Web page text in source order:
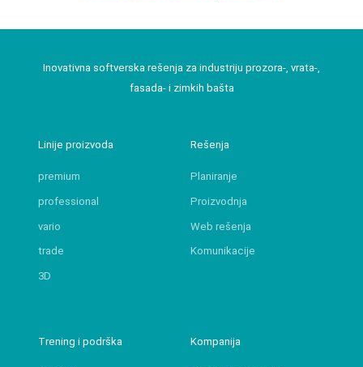
Inovativna softverska rešenja za industriju prozora-, vrata-,
fasada- i zimkih bašta
Linije proizvoda
premium
professional
vario
trade
3D
Rešenja
Planiranje
Proizvodnja
Web rešenja
Komunikacije
Trening i podrška Kompanija